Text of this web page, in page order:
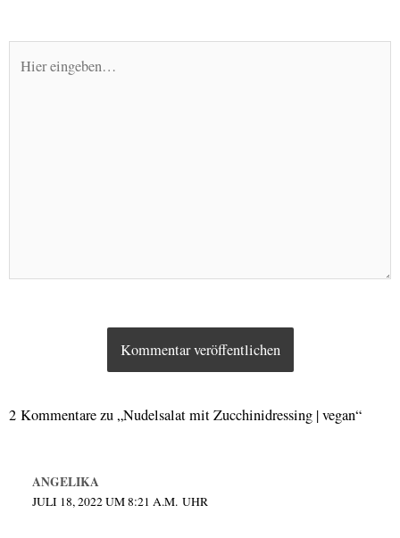
eingeben…
2 Kommentare zu „Nudelsalat mit Zucchinidressing | vegan“
ANGELIKA
JULI 18, 2022 UM 8:21 A.M. UHR